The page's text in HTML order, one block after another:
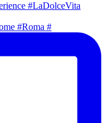
#Roma #